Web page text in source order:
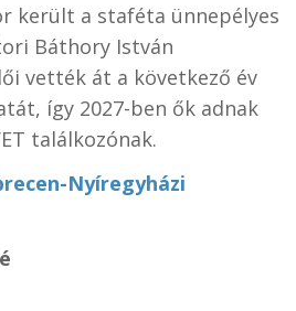
került a staféta ünnepélyes
Báthory István
vették át a következő év
így 2027-ben ők adnak
találkozónak.
Nyíregyházi